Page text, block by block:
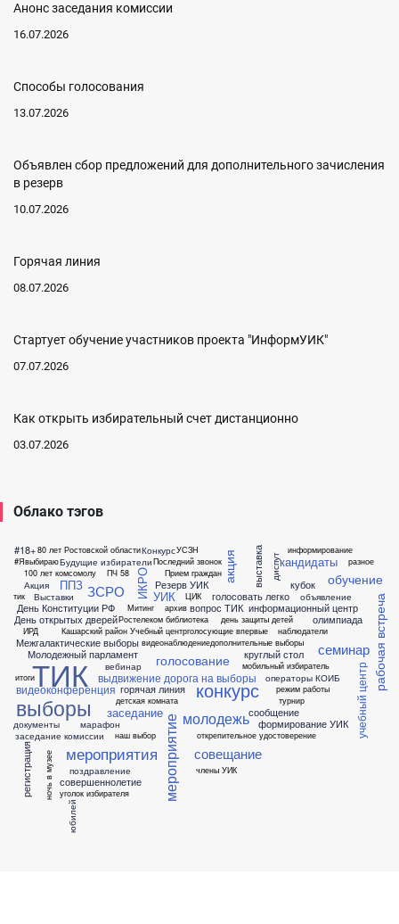
Анонс заседания комиссии
16.07.2026
Способы голосования
13.07.2026
Объявлен сбор предложений для дополнительного зачисления
в резерв
10.07.2026
Горячая линия
08.07.2026
Стартует обучение участников проекта "ИнформУИК"
07.07.2026
Как открыть избирательный счет дистанционно
03.07.2026
Облако тэгов
#18+
#Явыбираю
100 лет комсомолу
80 лет Ростовской области
Акция
Будущие избиратели
Выставки
День Конституции РФ
День открытых дверей
ЗСРО ИКРО
ИРД Кашарский район
Конкурс
Межгалактические выборы
Митинг
Молодежный парламент
ППЗ
ПЧ 58
Последний звонок
Прием граждан
Резерв УИК
Ростелеком
ТИК
УИК
УСЗН
Учебный центр
ЦИК
акция
архив
библиотека
вебинар
видеоконференция
видеонаблюдение
вопрос ТИК
выборы
выдвижение
выставка
голосование
голосовать легко
голосующие впервые
горячая линия
день защиты детей
детская комната
диспут
документы
дополнительные выборы
дорога на выборы
заседание
заседание комиссии
информационный центр
информирование
итоги
кандидаты
конкурс
круглый стол
кубок
марафон мероприятие
мероприятия
мобильный избиратель
молодежь
наблюдатели
наш выбор
ночь в музее
обучение
объявление
олимпиада
операторы КОИБ
открепительное удостоверение
поздравление
рабочая встреча
разное
регистрация
режим работы
семинар
совершеннолетие
совещание
сообщение
тик
турнир
уголок избирателя
учебный центр
формирование УИК
члены УИК
юбилей